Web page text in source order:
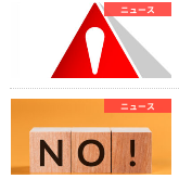
ニュース
ニュース